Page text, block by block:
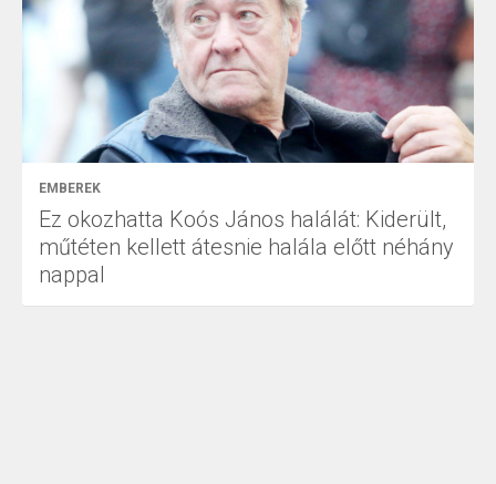
EMBEREK
Ez okozhatta Koós János halálát: Kiderült,
műtéten kellett átesnie halála előtt néhány
nappal